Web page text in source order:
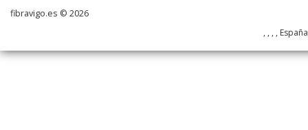
fibravigo.es © 2026
, , , ,